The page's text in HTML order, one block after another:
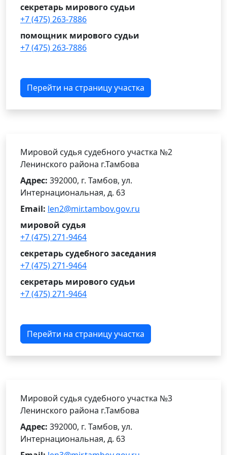
секретарь мирового судьи
+7 (475) 263-7886
помощник мирового судьи
+7 (475) 263-7886
Перейти на страницу участка
Мировой судья судебного участка №2
Ленинского района г.Тамбова
Адрес: 392000, г. Тамбов, ул.
Интернациональная, д. 63
Email: len2@mir.tambov.gov.ru
мировой судья
+7 (475) 271-9464
секретарь судебного заседания
+7 (475) 271-9464
секретарь мирового судьи
+7 (475) 271-9464
Перейти на страницу участка
Мировой судья судебного участка №3
Ленинского района г.Тамбова
Адрес: 392000, г. Тамбов, ул.
Интернациональная, д. 63